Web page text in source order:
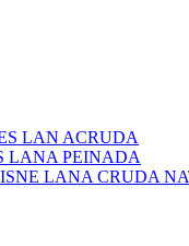
LAN ACRUDA
LANA PEINADA
LANA CRUDA